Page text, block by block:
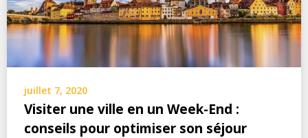
juillet 7, 2020
Visiter une ville en un Week-End :
conseils pour optimiser son séjour